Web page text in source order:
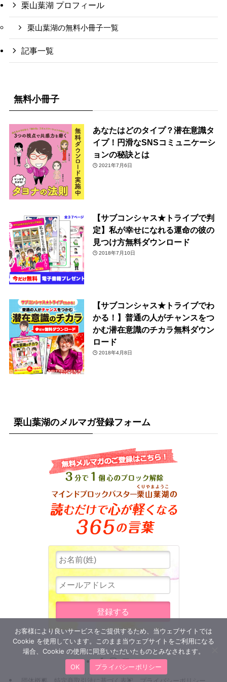
栗山葉湖 プロフィール
栗山葉湖の無料小冊子一覧
記事一覧
無料小冊子
あなたはどのタイプ？潜在意識タ
イプ！円滑なSNSコミュニケーシ
ョンの秘訣とは
2021年7月6日
【サブコンシャス★トライブで判
定】私が幸せになれる運命の彼の
見つけ方無料ダウンロード
2018年7月10日
【サブコンシャス★トライブでわ
かる！】普通の人がチャンスをつ
かむ潜在意識のチカラ無料ダウン
ロード
2018年4月8日
栗山葉湖のメルマガ登録フォーム
お客様により良いサービスをご提供するため、当ウェブサイトでは
Cookie を使用しています。このまま当ウェブサイトをご利用になる
場合、Cookie の使用に同意いただいたものとみなされます。
OK
プライバシーポリシー